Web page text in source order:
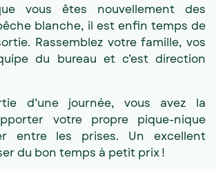
vous êtes nouvellement des
blanche, il est enfin temps de
Rassemblez votre famille, vos
du bureau et c’est direction
d’une journée, vous avez la
votre propre pique-nique
entre les prises. Un excellent
du bon temps à petit prix !